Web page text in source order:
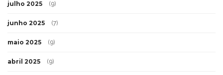
julho 2025 (9)
junho 2025 (7)
maio 2025 (9)
abril 2025 (9)